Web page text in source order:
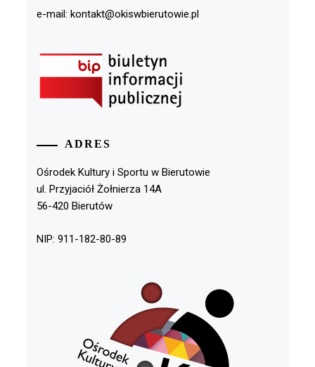
e-mail: kontakt@okiswbierutowie.pl
ADRES
Ośrodek Kultury i Sportu w Bierutowie
ul. Przyjaciół Żołnierza 14A
56-420 Bierutów
NIP: 911-182-80-89